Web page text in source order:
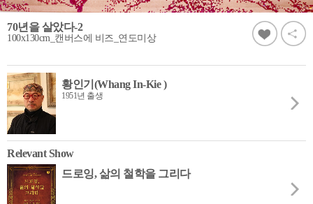
70년을 살았다-2
100x130cm_캔버스에 비즈_연도미상
황인기(Whang In-Kie )
1951년 출생
Relevant Show
드로잉, 삶의 철학을 그리다